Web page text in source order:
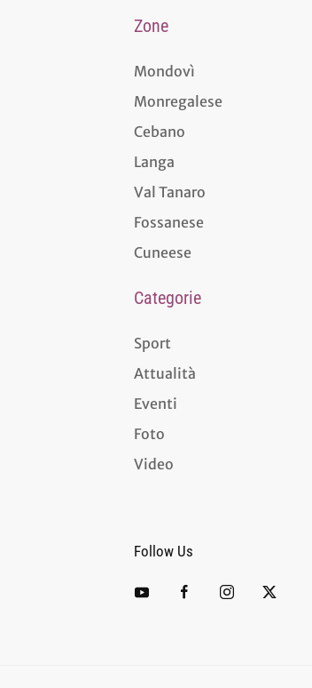
Zone
Mondovì
Monregalese
Cebano
Langa
Val Tanaro
Fossanese
Cuneese
Categorie
Sport
Attualità
Eventi
Foto
Video
Follow Us